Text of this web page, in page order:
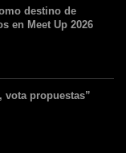
destino de
en Meet Up 2026
vota propuestas”